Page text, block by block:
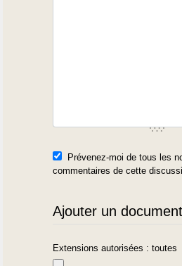
Prévenez-moi de tous les
commentaires de cette
Ajouter un document
Extensions autorisées : toutes